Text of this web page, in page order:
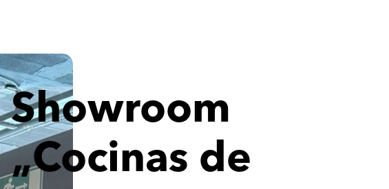
Showroom
„Cocinas de